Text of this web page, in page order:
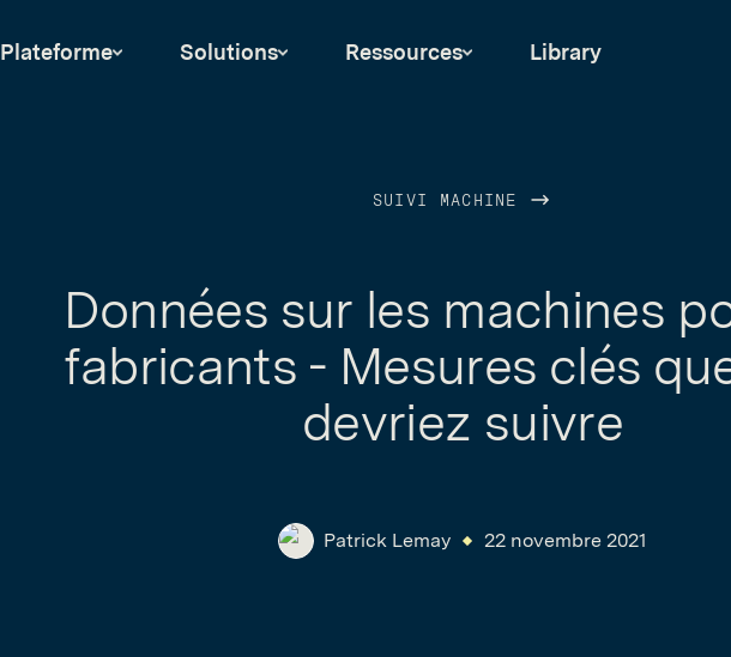
Plateforme Solutions Ressources Library
SUIVI MACHINE
Données sur les machines
fabricants - Mesures clés
devriez suivre
Patrick Lemay 22 novembre 2021